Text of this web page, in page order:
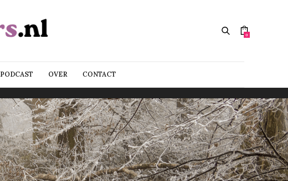
0
PODCAST OVER CONTACT